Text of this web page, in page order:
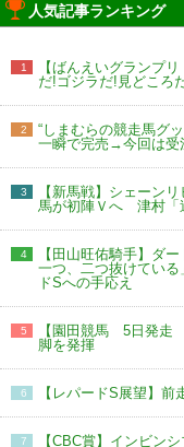
人気記事ランキング
1
【ばんえいグランプ
だ!ゴジラだ!見どころ
2
“しまむらの競走馬グ
一瞬で完売→今回は受
3
【新馬戦】シェーン
馬が初陣Ｖへ 津村「
4
【田山旺佑騎手】ダ
一つ、二つ抜けてい
ドSへの手応え
5
【園田競馬 5日発走
脚を発揮
6 【レパードS展望】
7
【CBC賞】インビ